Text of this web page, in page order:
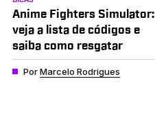
Anime Fighters Simulator:
veja a lista de códigos e
saiba como resgatar
PorMarcelo Rodrigues